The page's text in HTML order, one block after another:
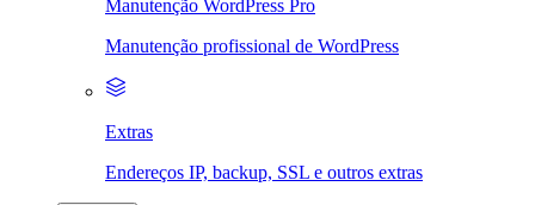
Manutenção WordPress Pro
Manutenção profissional de WordPress
Extras
Endereços IP, backup, SSL e outros extras